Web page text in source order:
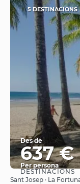
5 DESTINACIONS
Des de
637 €
Per persona
DESTINACIONS
Sant Josep · La